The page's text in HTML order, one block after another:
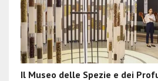
Il Museo delle Spezie e dei